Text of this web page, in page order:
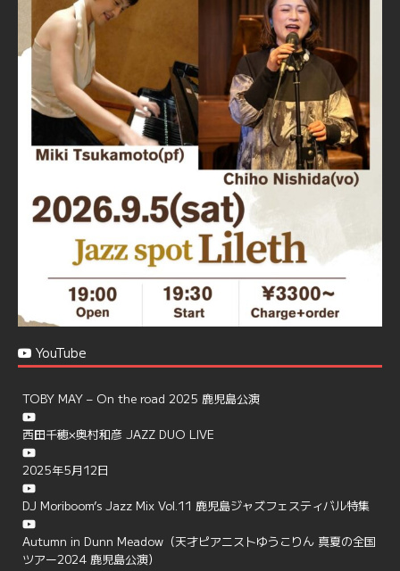
Jazz Spot Lilet · 11 11月 2024
忘年会＆新年会 ご予約承り中❣❣
☆窓辺から天文館ミリオネーション
☆JAZZの生演奏を聴きながら♪
☆地産地消に拘ったフードメニュー
プラン内容はご予算とご要望に応じてアレンジ可能ですの
で、お気軽にお問い合せください
https://jazzspotlileth.com/recommend/8650
6 7 Twitter
Load More
YouTube
TOBY MAY – On the road 2025 鹿児島公演
西田千穂×奥村和彦 JAZZ DUO LIVE
2025年5月12日
DJ Moriboom’s Jazz Mix Vol.11 鹿児島ジャズフェスティバル特集
Autumn in Dunn Meadow（天才ピアニストゆうこりん 真夏の全国
ツアー2024 鹿児島公演）